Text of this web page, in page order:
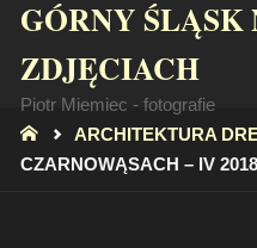
GÓRNY ŚLĄSK
ZDJĘCIACH
Piotr Miemiec - fotografie
STRONA
GŁÓWNA
ARCHITEKTURA
CZARNOWĄSACH – IV 2018